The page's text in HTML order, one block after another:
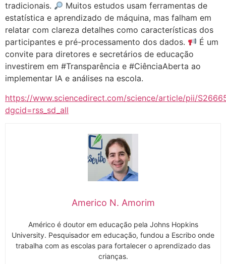
tradicionais.
Muitos estudos usam ferramentas de
estatística e aprendizado de máquina, mas falham em
relatar com clareza detalhes como características dos
participantes e pré-processamento dos dados.
É um
convite para diretores e secretários de educação
investirem em #Transparência e #CiênciaAberta ao
implementar IA e análises na escola.
https://www.sciencedirect.com/science/article/pii/
dgcid=rss_sd_all
Americo N. Amorim
Américo é doutor em educação pela Johns Hopkins
University. Pesquisador em educação, fundou a Escribo onde
trabalha com as escolas para fortalecer o aprendizado das
crianças.